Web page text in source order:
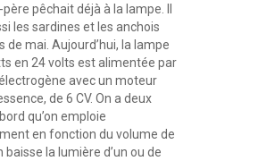
pêchait déjà à la lampe. Il
les sardines et les anchois
de mai. Aujourd’hui, la lampe
en 24 volts est alimentée par
avec un moteur
de 6 CV. On a deux
qu’on emploie
en fonction du volume de
baisse la lumière d’un ou de